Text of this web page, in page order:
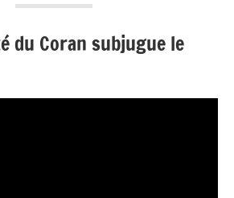
du Coran subjugue le